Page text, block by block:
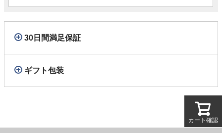
30日間満足保証
ギフト包装
カート確認